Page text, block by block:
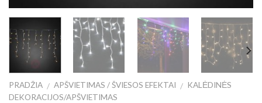
PRADŽIA / APŠVIETIMAS / ŠVIESOS EFEKTAI / KALĖDINĖS
DEKORACIJOS/APŠVIETIMAS